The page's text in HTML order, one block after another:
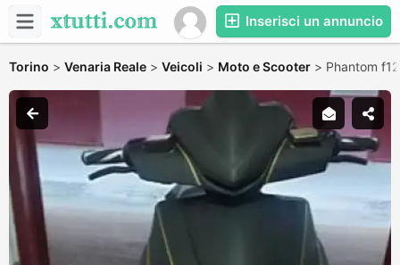
Inserisci un annuncio
Torino > Venaria Reale > Veicoli > Moto e Scooter > Phantom